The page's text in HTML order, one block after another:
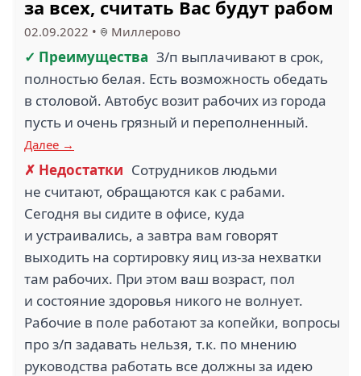
НАЦИОНАЛЬНАЯ
ПОЧТОВАЯ СЛУЖБА
1.3
ИНЖЕНЕРНАЯ
СЛУЖБА (1) АЭРОСТАР (1)
VISITECH (1) ТС СТРОЙ (1)
за всех, считать Вас будут рабом
02.09.2022 • Миллерово
✓ Преимущества З/п выплачивают в срок,
полностью белая. Есть возможность обедать
в столовой. Автобус возит рабочих из города
пусть и очень грязный и переполненный.
Далее →
✗ Недостатки Сотрудников людьми
не считают, обращаются как с рабами.
Сегодня вы сидите в офисе, куда
и устраивались, а завтра вам говорят
выходить на сортировку яиц из-за нехватки
там рабочих. При этом ваш возраст, пол
и состояние здоровья никого не волнует.
Рабочие в поле работают за копейки, вопросы
про з/п задавать нельзя, т.к. по мнению
руководства работать все должны за идею